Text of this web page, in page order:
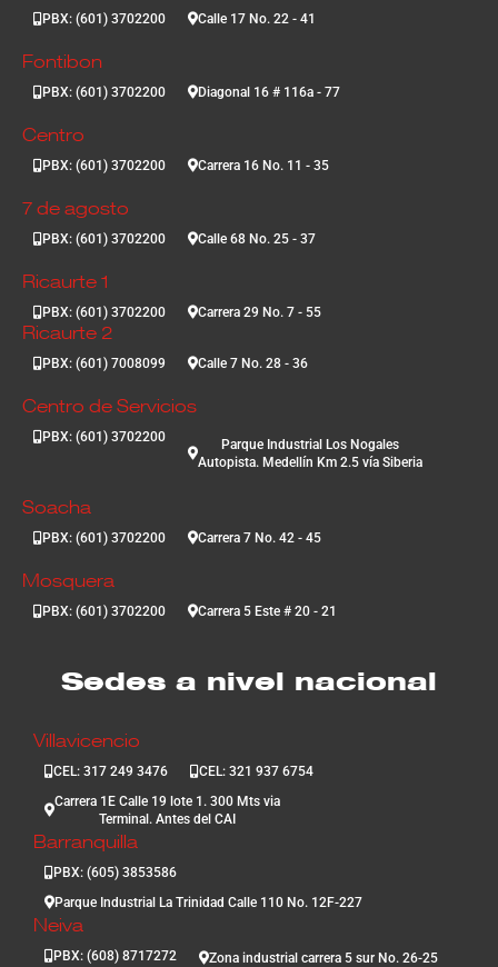
PBX: (601) 3702200 Calle 17 No. 22 - 41
Fontibon
PBX: (601) 3702200 Diagonal 16 # 116a - 77
Centro
PBX: (601) 3702200 Carrera 16 No. 11 - 35
7 de agosto
PBX: (601) 3702200 Calle 68 No. 25 - 37
Ricaurte 1
PBX: (601) 3702200 Carrera 29 No. 7 - 55
Ricaurte 2
PBX: (601) 7008099 Calle 7 No. 28 - 36
Centro de Servicios
PBX: (601) 3702200
Parque Industrial Los Nogales
Autopista. Medellín Km 2.5 vía Siberia
Soacha
PBX: (601) 3702200 Carrera 7 No. 42 - 45
Mosquera
PBX: (601) 3702200 Carrera 5 Este # 20 - 21
Sedes a nivel nacional
Villavicencio
CEL: 317 249 3476
CEL: 321 937 6754
Carrera 1E Calle 19 lote 1. 300 Mts via
Terminal. Antes del CAI
Barranquilla
PBX: (605) 3853586
Parque Industrial La Trinidad Calle 110 No. 12F-227
Neiva
PBX: (608) 8717272 Zona industrial carrera 5 sur No. 26-25